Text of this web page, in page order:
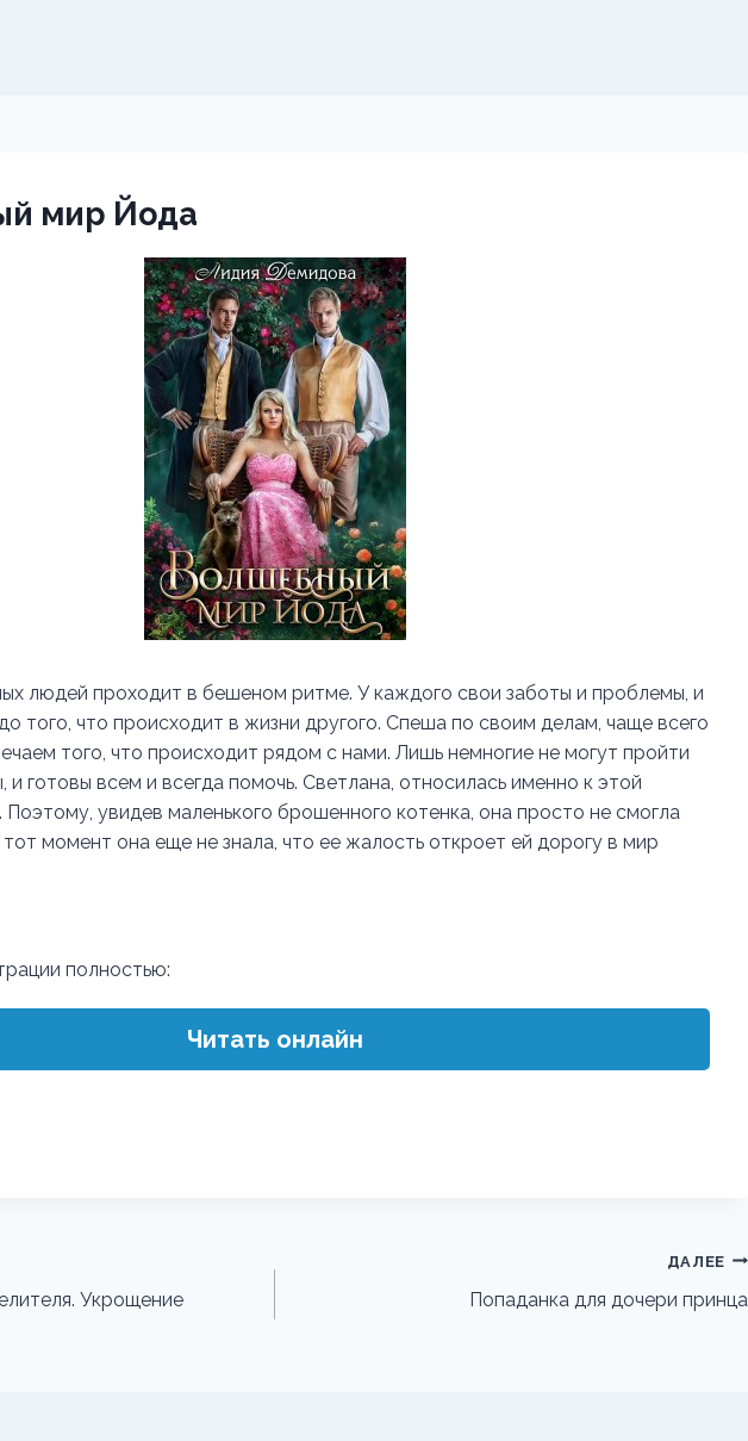
мир Йода
людей проходит в бешеном ритме. У каждого свои заботы и проблемы, и
того, что происходит в жизни другого. Спеша по своим делам, чаще всего
того, что происходит рядом с нами. Лишь немногие не могут пройти
готовы всем и всегда помочь. Светлана, относилась именно к этой
Поэтому, увидев маленького брошенного котенка, она просто не смогла
момент она еще не знала, что ее жалость откроет ей дорогу в мир
полностью:
Читать онлайн
Укрощение
ДАЛЕЕ
Попаданка для дочери принца